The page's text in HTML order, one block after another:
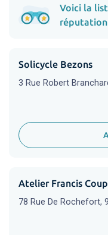
Voici la
Solicycle Bezons
3 Rue Robert
Atelier Francis
78 Rue De Rochefort,